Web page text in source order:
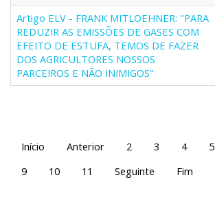
Artigo ELV - FRANK MITLOEHNER: "PARA
REDUZIR AS EMISSÕES DE GASES COM
EFEITO DE ESTUFA, TEMOS DE FAZER
DOS AGRICULTORES NOSSOS
PARCEIROS E NÃO INIMIGOS"
Início
Anterior 2 3 4 5
9
10 11 Seguinte Fim